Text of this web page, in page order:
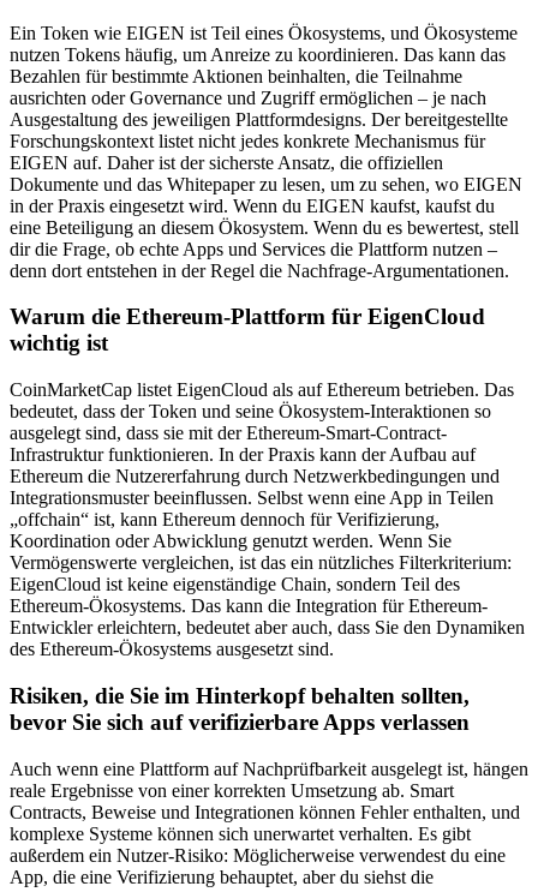
Ein Token wie EIGEN ist Teil eines Ökosystems, und Ökosysteme
nutzen Tokens häufig, um Anreize zu koordinieren. Das kann das
Bezahlen für bestimmte Aktionen beinhalten, die Teilnahme
ausrichten oder Governance und Zugriff ermöglichen – je nach
Ausgestaltung des jeweiligen Plattformdesigns. Der bereitgestellte
Forschungskontext listet nicht jedes konkrete Mechanismus für
EIGEN auf. Daher ist der sicherste Ansatz, die offiziellen
Dokumente und das Whitepaper zu lesen, um zu sehen, wo EIGEN
in der Praxis eingesetzt wird. Wenn du EIGEN kaufst, kaufst du
eine Beteiligung an diesem Ökosystem. Wenn du es bewertest, stell
dir die Frage, ob echte Apps und Services die Plattform nutzen –
denn dort entstehen in der Regel die Nachfrage-Argumentationen.
Warum die Ethereum-Plattform für EigenCloud
wichtig ist
CoinMarketCap listet EigenCloud als auf Ethereum betrieben. Das
bedeutet, dass der Token und seine Ökosystem-Interaktionen so
ausgelegt sind, dass sie mit der Ethereum-Smart-Contract-
Infrastruktur funktionieren. In der Praxis kann der Aufbau auf
Ethereum die Nutzererfahrung durch Netzwerkbedingungen und
Integrationsmuster beeinflussen. Selbst wenn eine App in Teilen
„offchain“ ist, kann Ethereum dennoch für Verifizierung,
Koordination oder Abwicklung genutzt werden. Wenn Sie
Vermögenswerte vergleichen, ist das ein nützliches Filterkriterium:
EigenCloud ist keine eigenständige Chain, sondern Teil des
Ethereum-Ökosystems. Das kann die Integration für Ethereum-
Entwickler erleichtern, bedeutet aber auch, dass Sie den Dynamiken
des Ethereum-Ökosystems ausgesetzt sind.
Risiken, die Sie im Hinterkopf behalten sollten,
bevor Sie sich auf verifizierbare Apps verlassen
Auch wenn eine Plattform auf Nachprüfbarkeit ausgelegt ist, hängen
reale Ergebnisse von einer korrekten Umsetzung ab. Smart
Contracts, Beweise und Integrationen können Fehler enthalten, und
komplexe Systeme können sich unerwartet verhalten. Es gibt
außerdem ein Nutzer-Risiko: Möglicherweise verwendest du eine
App, die eine Verifizierung behauptet, aber du siehst die